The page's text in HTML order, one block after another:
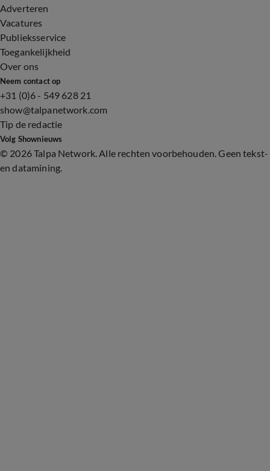
Adverteren
Vacatures
Publieksservice
Toegankelijkheid
Over ons
Neem contact op
+31 (0)6 - 549 628 21
show@talpanetwork.com
Tip de redactie
Volg Shownieuws
© 2026 Talpa Network. Alle rechten voorbehouden. Geen tekst-
en datamining.